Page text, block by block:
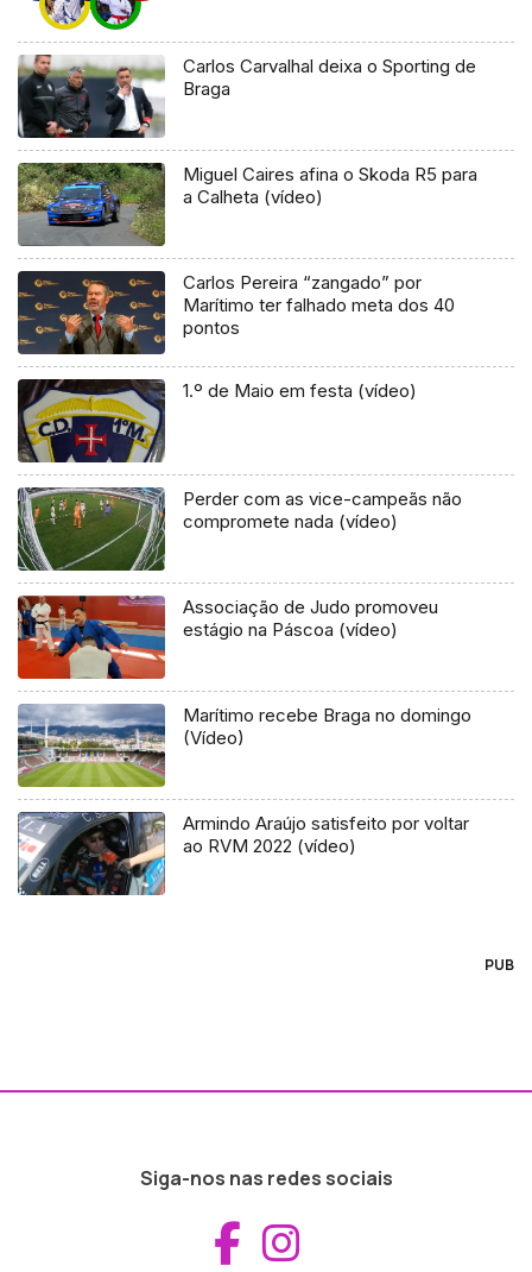
Carlos Carvalhal deixa o Sporting de
Braga
Miguel Caires afina o Skoda R5 para
a Calheta (vídeo)
Carlos Pereira “zangado” por
Marítimo ter falhado meta dos 40
pontos
1.º de Maio em festa (vídeo)
Perder com as vice-campeãs não
compromete nada (vídeo)
Associação de Judo promoveu
estágio na Páscoa (vídeo)
Marítimo recebe Braga no domingo
(Vídeo)
Armindo Araújo satisfeito por voltar
ao RVM 2022 (vídeo)
PUB
Siga-nos nas redes sociais
Aceder ao